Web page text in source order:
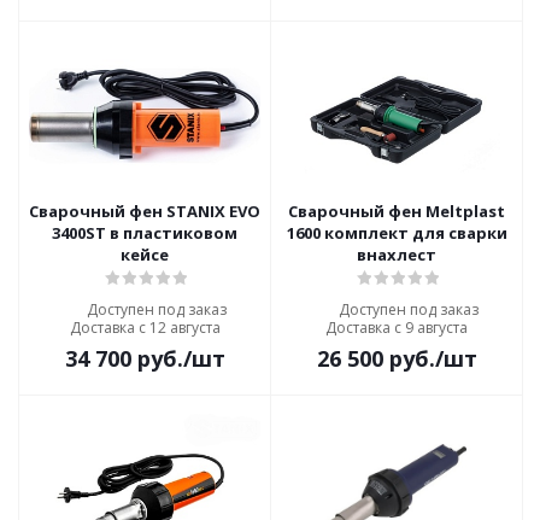
Сварочный фен STANIX EVO
3400ST в пластиковом
кейсе
Доступен под заказ
Доставка с 12 августа
34 700руб./шт
Сварочный фен Meltplast
1600 комплект для сварки
внахлест
Доступен под заказ
Доставка с 9 августа
26 500руб./шт